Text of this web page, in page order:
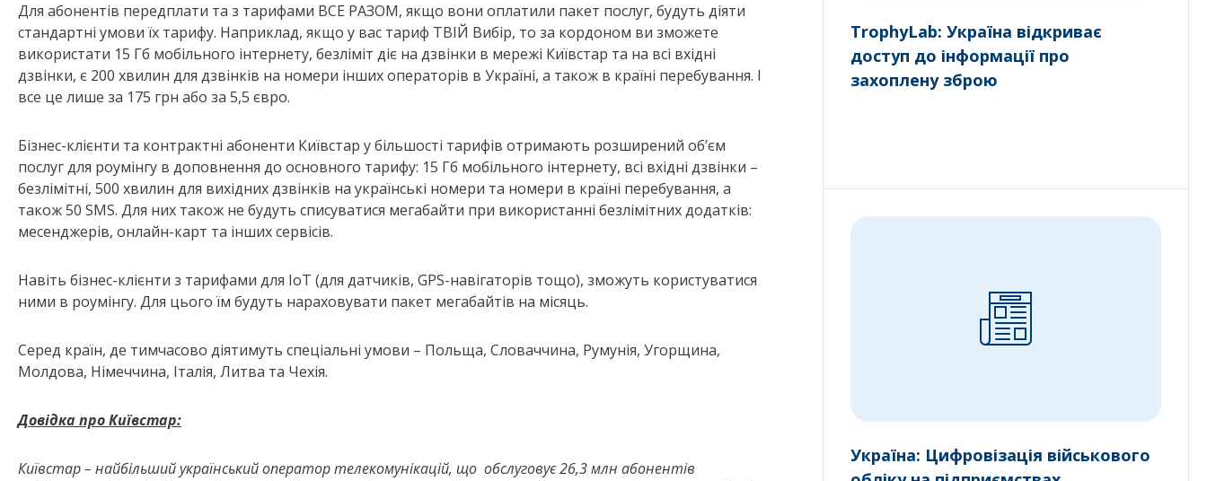
Для абонентів передплати та з тарифами ВСЕ РАЗОМ, якщо вони оплатили пакет послуг, будуть діяти
стандартні умови їх тарифу. Наприклад, якщо у вас тариф ТВІЙ Вибір, то за кордоном ви зможете
використати 15 Гб мобільного інтернету, безліміт діє на дзвінки в мережі Київстар та на всі вхідні
дзвінки, є 200 хвилин для дзвінків на номери інших операторів в Україні, а також в країні перебування. І
все це лише за 175 грн або за 5,5 євро.
Бізнес-клієнти та контрактні абоненти Київстар у більшості тарифів отримають розширений об’єм
послуг для роумінгу в доповнення до основного тарифу: 15 Гб мобільного інтернету, всі вхідні дзвінки –
безлімітні, 500 хвилин для вихідних дзвінків на українські номери та номери в країні перебування, а
також 50 SMS. Для них також не будуть списуватися мегабайти при використанні безлімітних додатків:
месенджерів, онлайн-карт та інших сервісів.
Навіть бізнес-клієнти з тарифами для IoT (для датчиків, GPS-навігаторів тощо), зможуть користуватися
ними в роумінгу. Для цього їм будуть нараховувати пакет мегабайтів на місяць.
Серед країн, де тимчасово діятимуть спеціальні умови – Польща, Словаччина, Румунія, Угорщина,
Молдова, Німеччина, Італія, Литва та Чехія.
Довідка про Київстар:
Київстар – найбільший український оператор телекомунікацій, що обслуговує 26,3 млн абонентів
TrophyLab: Україна відкриває
доступ до інформації про
захоплену зброю
Україна: Цифровізація військового